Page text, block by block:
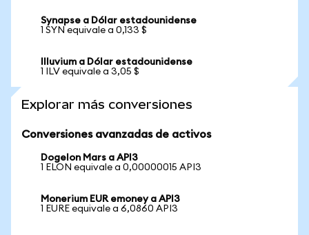
Synapse a Dólar estadounidense
1 SYN equivale a 0,133 $
Illuvium a Dólar estadounidense
1 ILV equivale a 3,05 $
Explorar más conversiones
Conversiones avanzadas de activos
Dogelon Mars a API3
1 ELON equivale a 0,00000015 API3
Monerium EUR emoney a API3
1 EURE equivale a 6,0860 API3